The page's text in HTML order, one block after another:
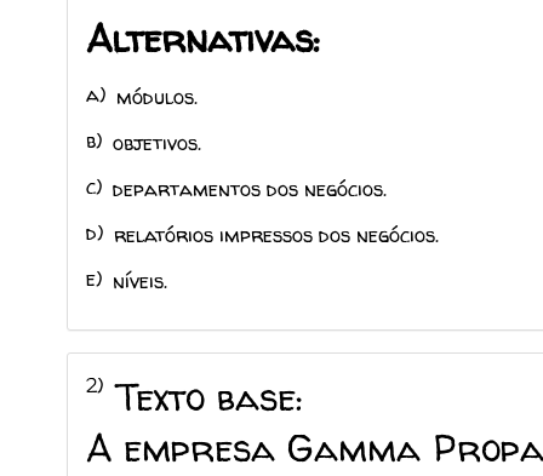
Alternativas:
a) módulos.
b) objetivos.
c) departamentos dos negócios.
d) relatórios impressos dos negócios.
e) níveis.
2) Texto base:
A empresa Gamma